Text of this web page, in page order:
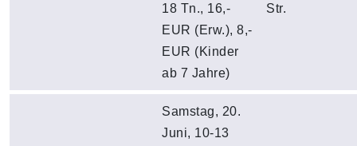
18 Tn., 16,-
EUR (Erw.), 8,-
EUR (Kinder
ab 7 Jahre)
Str.
Samstag, 20.
Juni, 10-13